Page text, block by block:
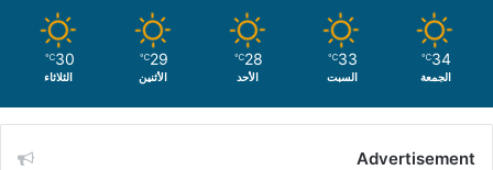
34
℃
الجمعة
33
℃
السبت
28
℃
الأحد
29
℃
الأثنين
30
℃
الثلاثاء
Advertisement